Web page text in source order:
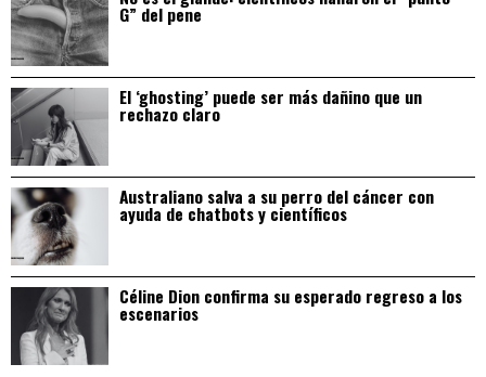
G” del pene
El ‘ghosting’ puede ser más dañino que un
rechazo claro
Australiano salva a su perro del cáncer con
ayuda de chatbots y científicos
Céline Dion confirma su esperado regreso a los
escenarios